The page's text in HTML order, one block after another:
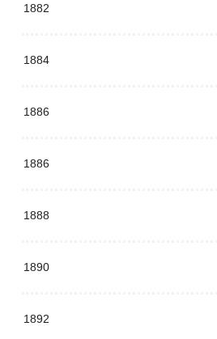
1882
1884
1886
1886
1888
1890
1892